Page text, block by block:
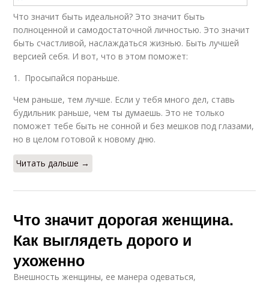
Что значит быть идеальной? Это значит быть
полноценной и самодостаточной личностью. Это значит
быть счастливой, наслаждаться жизнью. Быть лучшей
версией себя. И вот, что в этом поможет:
1. Просыпайся пораньше.
Чем раньше, тем лучше. Если у тебя много дел, ставь
будильник раньше, чем ты думаешь. Это не только
поможет тебе быть не сонной и без мешков под глазами,
но в целом готовой к новому дню.
Читать дальше →
Что значит дорогая женщина.
Как выглядеть дорого и
ухоженно
Внешность женщины, ее манера одеваться,